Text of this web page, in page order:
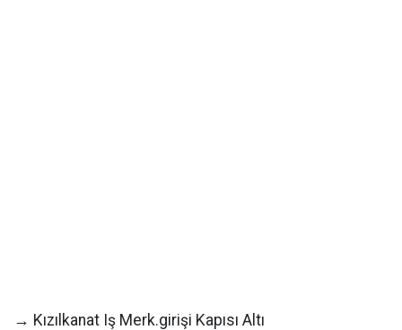
→ Kızılkanat Iş Merk.girişi Kapısı Altı